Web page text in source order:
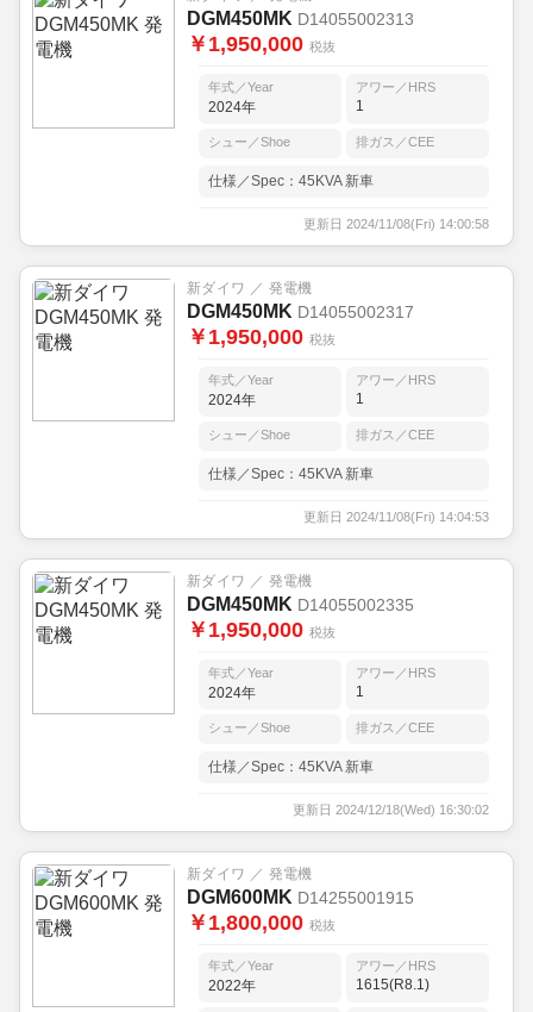
DGM450MK D14055002313
￥1,950,000 税抜
年式／Year
2024年
アワー／HRS
1
シュー／Shoe 排ガス／CEE
仕様／Spec：45KVA 新車
更新日 2024/11/08(Fri) 14:00:58
新ダイワ ／ 発電機
DGM450MK D14055002317
￥1,950,000 税抜
年式／Year
2024年
アワー／HRS
1
シュー／Shoe 排ガス／CEE
仕様／Spec：45KVA 新車
更新日 2024/11/08(Fri) 14:04:53
新ダイワ ／ 発電機
DGM450MK D14055002335
￥1,950,000 税抜
年式／Year
2024年
アワー／HRS
1
シュー／Shoe 排ガス／CEE
仕様／Spec：45KVA 新車
更新日 2024/12/18(Wed) 16:30:02
新ダイワ ／ 発電機
DGM600MK D14255001915
￥1,800,000 税抜
年式／Year
2022年
アワー／HRS
1615(R8.1)